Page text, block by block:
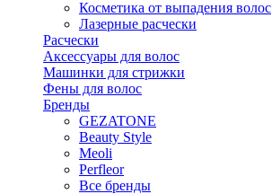
Косметика от выпадения волос
Лазерные расчески
Расчески
Аксессуары для волос
Машинки для стрижки
Фены для волос
Бренды
GEZATONE
Beauty Style
Meoli
Perfleor
Все бренды